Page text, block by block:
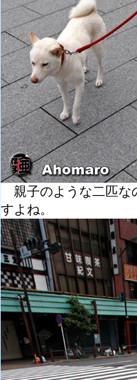
親子のような二匹な
すよね。